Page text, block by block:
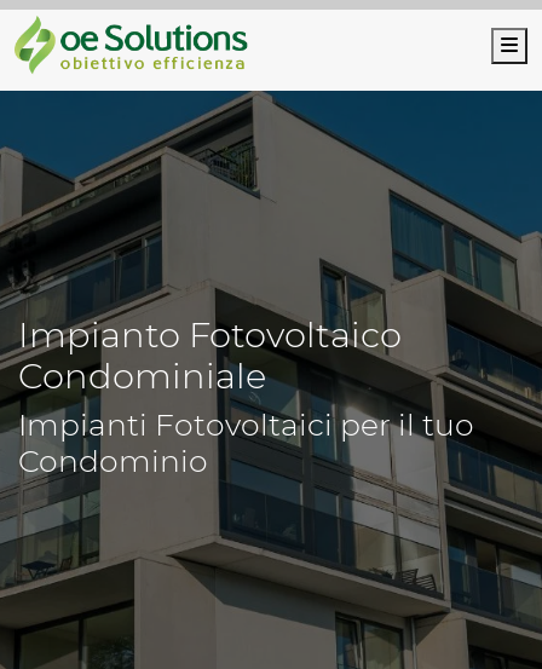
Impianto Fotovoltaico
Condominiale
Impianti Fotovoltaici per il tuo
Condominio